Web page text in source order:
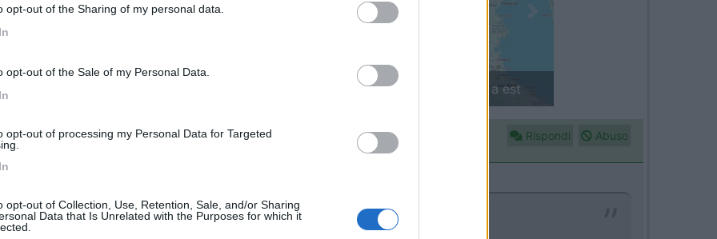
opt-out of the Sharing of my personal data.
opt-out of the Sale of my Personal Data.
opt-out of processing my Personal Data for Targeted
opt-out of Collection, Use, Retention, Sale, and/or Sharing
Data that Is Unrelated with the Purposes for which it
Finlandia in camper: il piccolo sentiero
Rispondi Abuso